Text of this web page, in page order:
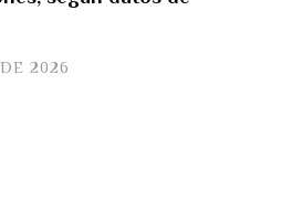
2026